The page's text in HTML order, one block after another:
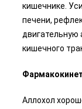
кишечнике.
печени,
двигательную
кишечного
Аллохол